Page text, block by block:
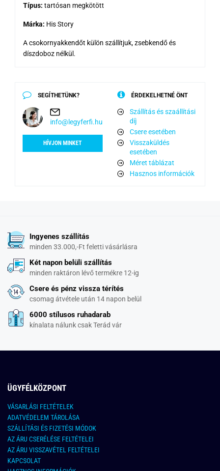
Típus: tartósan megkötött
Márka: His Story
A csokornyakkendőt külön szállítjuk, zsebkendő és
díszdoboz nélkül.
SEGÍTHETÜNK?
info@legyferfi.hu
HÍVJON MINKET
ÉRDEKELHETNÉ ÖNT
Szállítás és szaállítási
díj
Csere esetében
Visszaküldés
esetében
Méret táblázat
Hasznos információk
Ingyenes szállítás
minden 33.000,-Ft feletti vásárlásra
Két napon belüli szállítás
minden raktáron lévő termékre 12-ig
Csere és pénz vissza térítés
csomag átvétele után 14 napon belül
6000 stílusos ruhadarab
kínalata nálunk csak Terád vár
ÜGYFÉLKÖZPONT
VÁSARLÁSI FELTÉTELEK
ADATVÉDELEM TÁROLÁSA
SZÁLLÍTÁSI ÉS FIZETÉSI MÓDOK
AZ ÁRU CSERÉLÉSE FELTÉTELEI
AZ ÁRU VISSZAVÉTEL FELTÉTELEI
KAPCSOLAT